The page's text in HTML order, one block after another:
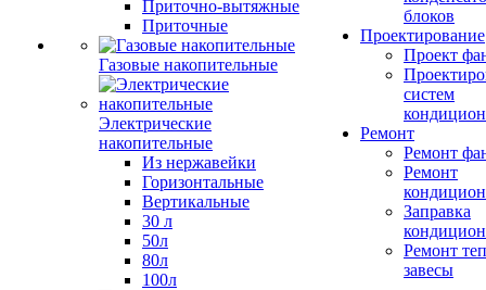
Приточно-вытяжные
Приточные
Газовые накопительные
Электрические
накопительные
Из нержавейки
Горизонтальные
Вертикальные
30 л
50л
80л
100л
блоков
Проектирование
Проект
систем
Ремонт
Ремонт
Ремонт
Заправка
Ремонт
завесы